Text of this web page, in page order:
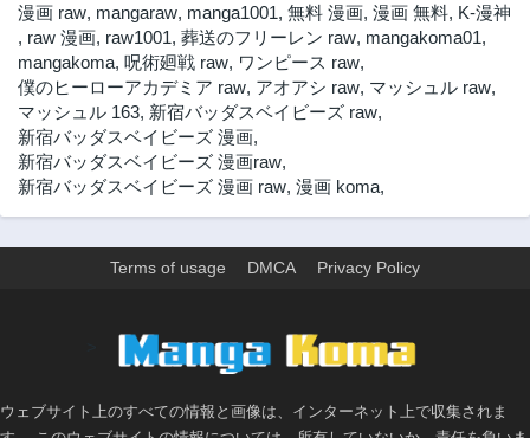
漫画 raw, mangaraw, manga1001, 無料 漫画, 漫画 無料, K-漫神
, raw 漫画, raw1001, 葬送のフリーレン raw, mangakoma01,
mangakoma, 呪術廻戦 raw, ワンピース raw,
僕のヒーローアカデミア raw, アオアシ raw, マッシュル raw,
マッシュル 163, 新宿バッダスベイビーズ raw,
新宿バッダスベイビーズ 漫画,
新宿バッダスベイビーズ 漫画raw,
新宿バッダスベイビーズ 漫画 raw, 漫画 koma,
Terms of usage DMCA Privacy Policy
ウェブサイト上のすべての情報と画像は、インターネット上で収集されま